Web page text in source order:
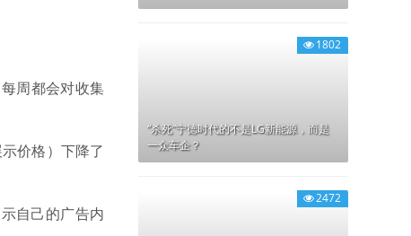
周都会对收集
价格）下降了
自己的广告内
1802
“杀死”宁德时代的不是LG新能源，而是
一众车企？
2472